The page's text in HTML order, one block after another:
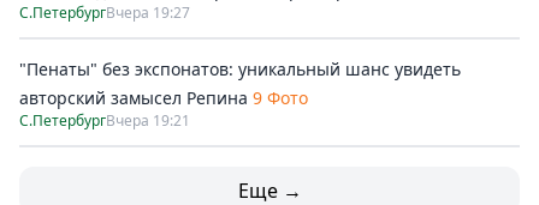
С.ПетербургВчера 19:27
"Пенаты" без экспонатов: уникальный шанс увидеть
авторский замысел Репина 9 Фото
С.ПетербургВчера 19:21
Еще →